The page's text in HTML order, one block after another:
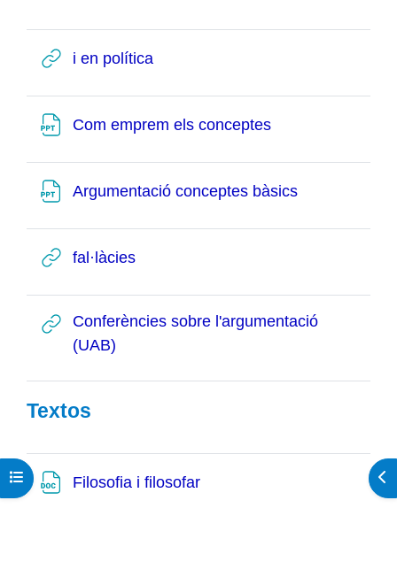
Obre l'índex del curs
i en política
Com emprem els conceptes
Argumentació conceptes bàsics
fal·làciesURL
Conferències sobre l'argumentació
(UAB)
Textos
Filosofia i filosofar